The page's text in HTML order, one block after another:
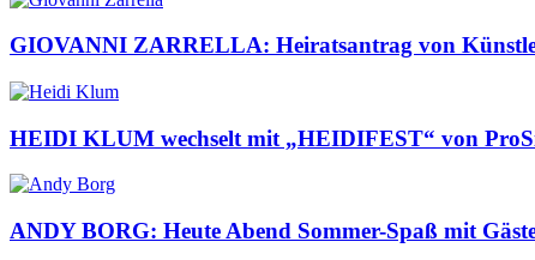
GIOVANNI ZARRELLA: Heiratsantrag von
HEIDI KLUM wechselt mit „HEIDIFEST“ von
ANDY BORG: Heute Abend Sommer-Spaß mit